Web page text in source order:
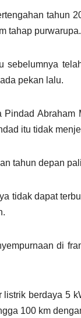
tahun
tahap purwarupa.
sebelumnya
pekan lalu.
Pindad
itu tidak
tahun depan
tidak dapat
di
listrik berdaya 5
100 km